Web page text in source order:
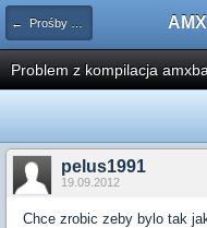
← Prośby o kompilacje pluginów / Problemy z kompilacją
Problem z kompilacja
pelus1991
19.09.2012
Chce zrobic zeby bylo tak